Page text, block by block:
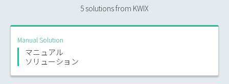
5 solutions from KWIX
Manual Solution
マニュアル
ソリューション